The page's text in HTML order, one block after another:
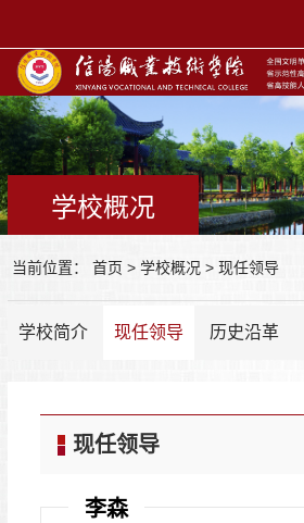
学校概况
当前位置： 首页 > 学校概况 > 现任领导
学校简介 现任领导 历史沿革
现任领导
李森